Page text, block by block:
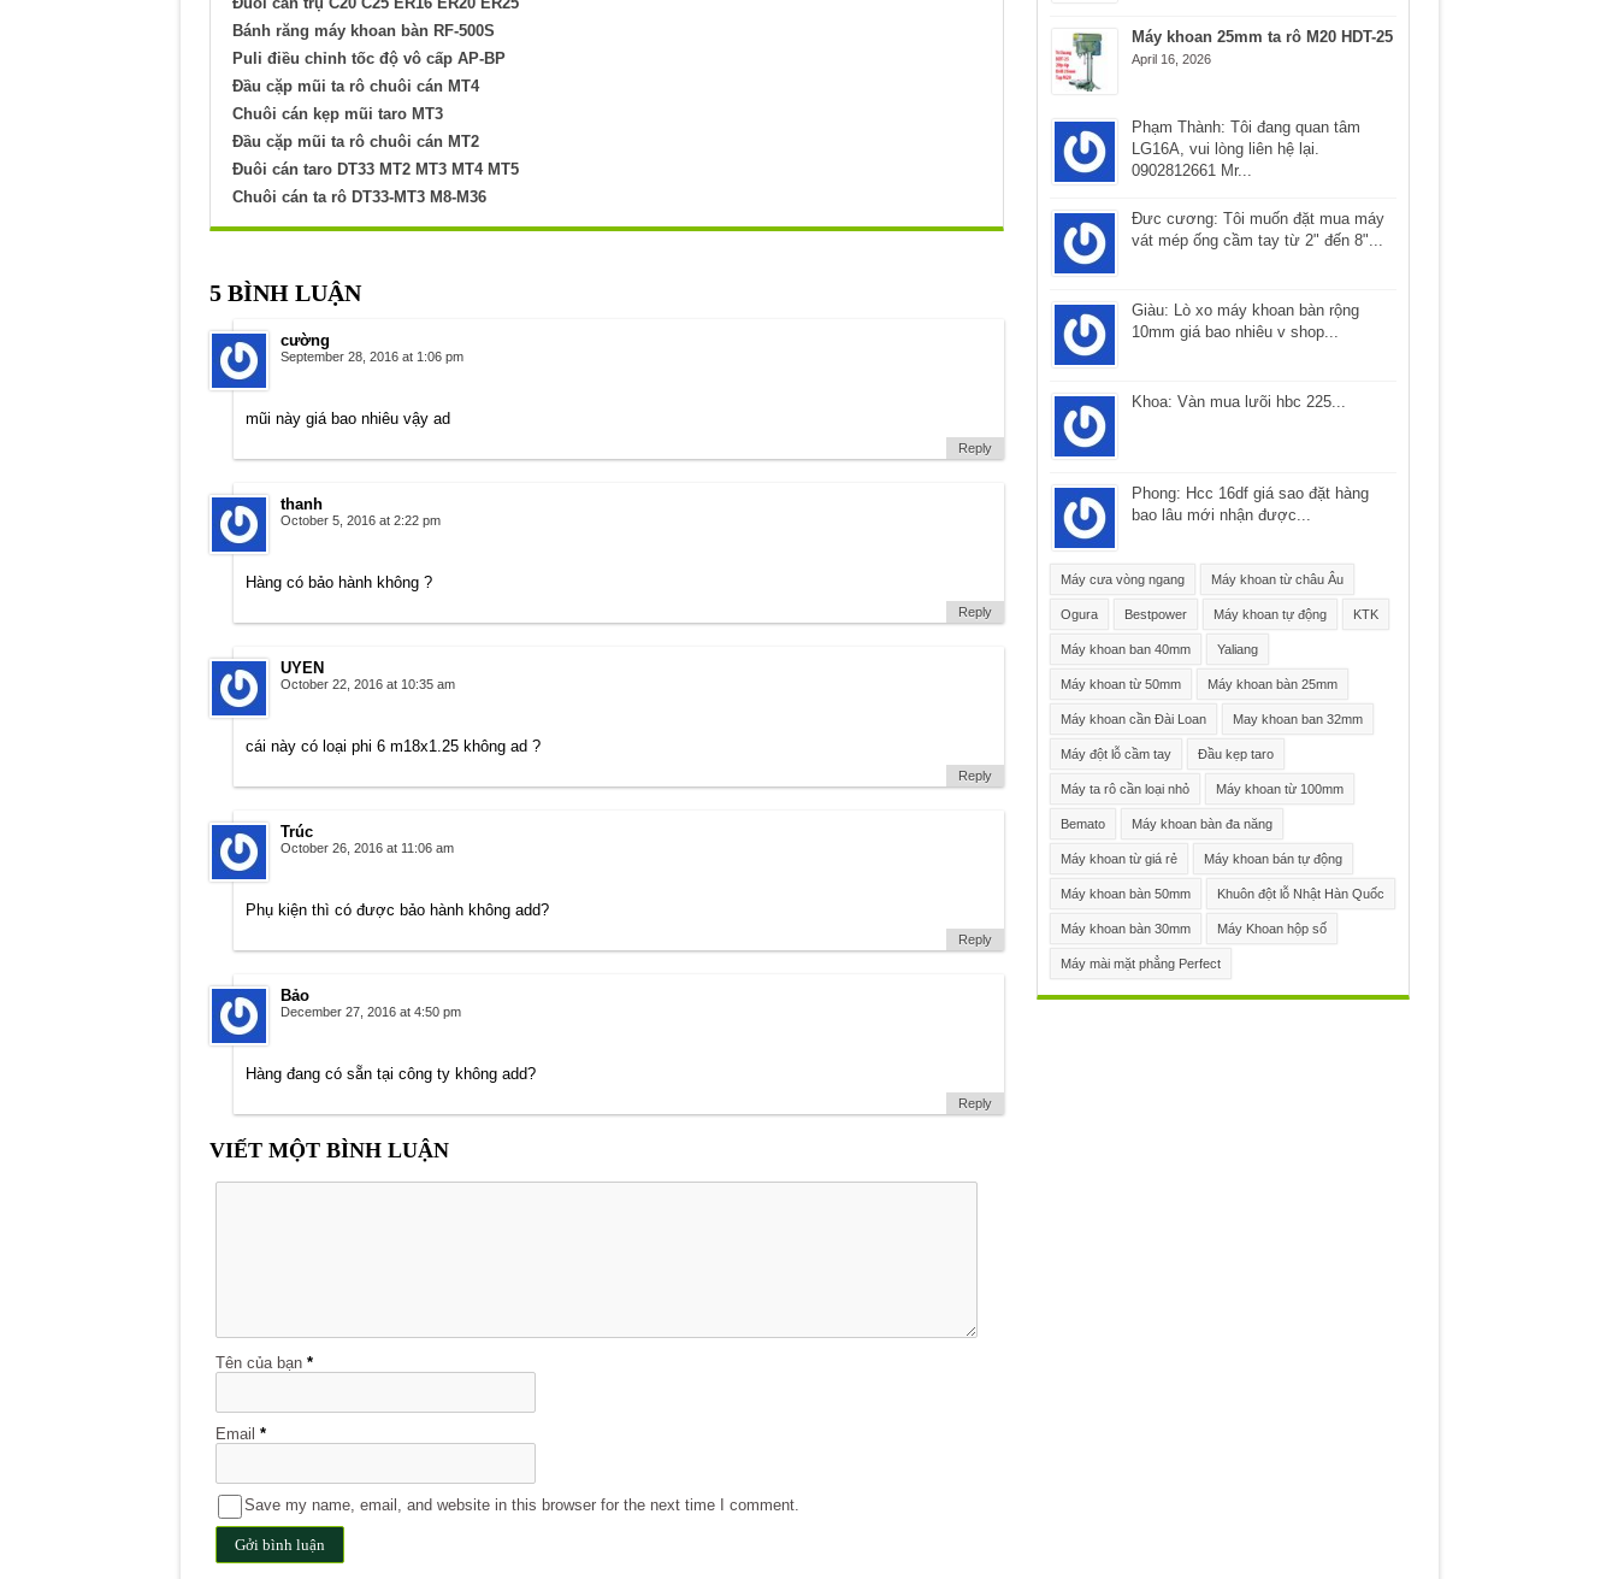
Bánh răng máy khoan bàn RF-500S
Puli điều chỉnh tốc độ vô cấp AP-BP
Đầu cặp mũi ta rô chuôi cán MT4
Chuôi cán kẹp mũi taro MT3
Đầu cặp mũi ta rô chuôi cán MT2
Đuôi cán taro DT33 MT2 MT3 MT4 MT5
Chuôi cán ta rô DT33-MT3 M8-M36
5 BÌNH LUẬN
cường
September 28, 2016 at 1:06 pm
mũi này giá bao nhiêu vậy ad
Reply
thanh
October 5, 2016 at 2:22 pm
Hàng có bảo hành không ?
Reply
UYEN
October 22, 2016 at 10:35 am
cái này có loại phi 6 m18x1.25 không ad ?
Reply
Trúc
October 26, 2016 at 11:06 am
Phụ kiện thì có được bảo hành không add?
Reply
Bảo
December 27, 2016 at 4:50 pm
Hàng đang có sẵn tại công ty không add?
Reply
VIẾT MỘT BÌNH LUẬN
Tên của bạn *
Email *
Save my name, email, and website in this browser for the next time I comment.
Máy khoan 25mm ta rô M20 HDT-25
April 16, 2026
Phạm Thành: Tôi đang quan tâm
LG16A, vui lòng liên hệ lại.
0902812661 Mr...
Ðưc cương: Tôi muốn đặt mua máy
vát mép ống cầm tay từ 2" đến 8"...
Giàu: Lò xo máy khoan bàn rộng
10mm giá bao nhiêu v shop...
Khoa: Vàn mua lưõi hbc 225...
Phong: Hcc 16df giá sao đặt hàng
bao lâu mới nhận được...
Máy cưa vòng ngang Máy khoan từ châu Âu
Ogura Bestpower Máy khoan tự động KTK
Máy khoan ban 40mm Yaliang
Máy khoan từ 50mm Máy khoan bàn 25mm
Máy khoan cần Đài Loan May khoan ban 32mm
Máy đột lỗ cầm tay Đầu kẹp taro
Máy ta rô cần loại nhỏ Máy khoan từ 100mm
Bemato Máy khoan bàn đa năng
Máy khoan từ giá rẻ Máy khoan bán tự động
Máy khoan bàn 50mm Khuôn đột lỗ Nhật Hàn Quốc
Máy khoan bàn 30mm Máy Khoan hộp số
Máy mài mặt phẳng Perfect